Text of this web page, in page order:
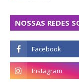
NOSSAS REDES